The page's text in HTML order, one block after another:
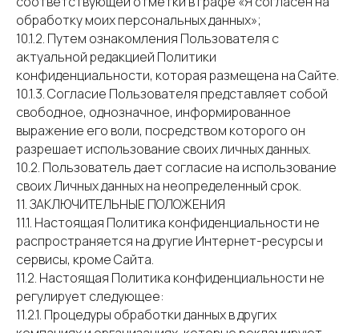
обработку моих персональных данных»;
10.1.2. Путем ознакомления Пользователя с
актуальной редакцией Политики
конфиденциальности, которая размещена на Сайте.
10.1.3. Согласие Пользователя представляет собой
свободное, однозначное, информированное
выражение его воли, посредством которого он
разрешает использование своих личных данных.
10.2. Пользователь дает согласие на использование
своих Личных данных на неопределенный срок.
11. ЗАКЛЮЧИТЕЛЬНЫЕ ПОЛОЖЕНИЯ
11.1. Настоящая Политика конфиденциальности не
распространяется на другие Интернет-ресурсы и
сервисы, кроме Сайта.
11.2. Настоящая Политика конфиденциальности не
регулирует следующее:
11.2.1. Процедуры обработки данных в других